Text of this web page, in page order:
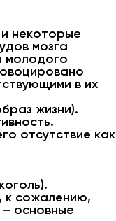
некоторые
мозга
молодого
в их
жизни).
отсутствие как
к сожалению,
– основные